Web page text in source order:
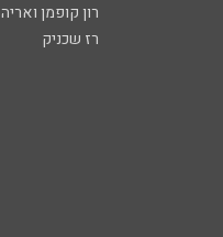
רון קופמן
רז שכניק